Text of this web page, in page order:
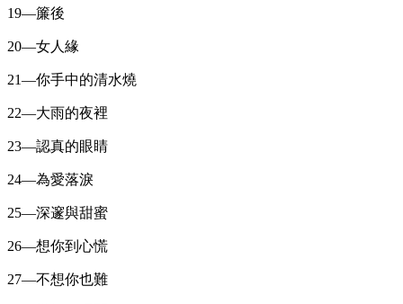
19—簾後
20—女人緣
21—你手中的清水燒
22—大雨的夜裡
23—認真的眼睛
24—為愛落淚
25—深邃與甜蜜
26—想你到心慌
27—不想你也難